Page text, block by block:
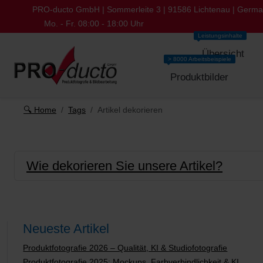
PRO-ducto GmbH | Sommerleite 3 | 91586 Lichtenau |
Mo. - Fr. 08:00 - 18:00 Uhr
Übersicht
Leistungsinhalte
Produktbilder
> 8000 Arbeitsbeispiele
🔍 Home Tags Artikel dekorieren
Wie dekorieren Sie unsere Artikel?
Neueste Artikel
Produktfotografie 2026 – Qualität, KI & Studiofotografie